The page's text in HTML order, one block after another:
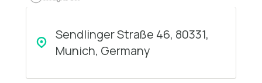
Sendlinger Straße 46, 80331,
Munich, Germany